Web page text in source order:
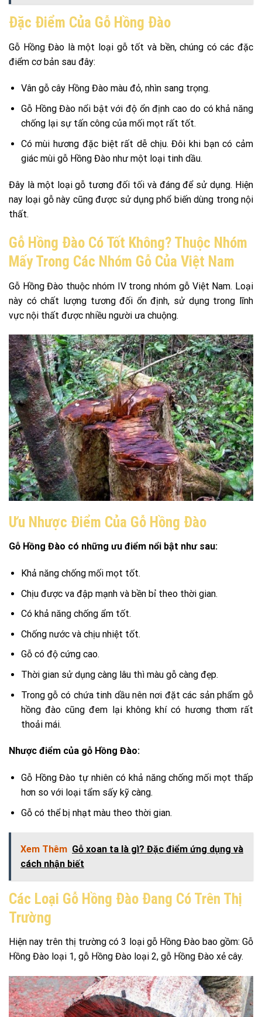
Đặc Điểm Của Gỗ Hồng Đào
Gỗ Hồng Đào là một loại gỗ tốt và bền, chúng có các đặc
điểm cơ bản sau đây:
Vân gỗ cây Hồng Đào màu đỏ, nhìn sang trọng.
Gỗ Hồng Đào nổi bật với độ ổn định cao do có khả năng
chống lại sự tấn công của mối mọt rất tốt.
Có mùi hương đặc biệt rất dễ chịu. Đôi khi bạn có cảm
giác mùi gỗ Hồng Đào như một loại tinh dầu.
Đây là một loại gỗ tương đối tối và đáng để sử dụng. Hiện
nay loại gỗ này cũng được sử dụng phổ biến dùng trong nội
thất.
Gỗ Hồng Đào Có Tốt Không? Thuộc Nhóm
Mấy Trong Các Nhóm Gỗ Của Việt Nam
Gỗ Hồng Đào thuộc nhóm IV trong nhóm gỗ Việt Nam. Loại
này có chất lượng tương đối ổn định, sử dụng trong lĩnh
vực nội thất được nhiều người ưa chuộng.
Ưu Nhược Điểm Của Gỗ Hồng Đào
Gỗ Hồng Đào có những ưu điểm nổi bật như sau:
Khả năng chống mối mọt tốt.
Chịu được va đập mạnh và bền bỉ theo thời gian.
Có khả năng chống ẩm tốt.
Chống nước và chịu nhiệt tốt.
Gỗ có độ cứng cao.
Thời gian sử dụng càng lâu thì màu gỗ càng đẹp.
Trong gỗ có chứa tinh dầu nên nơi đặt các sản phẩm gỗ
hồng đào cũng đem lại không khí có hương thơm rất
thoải mái.
Nhược điểm của gỗ Hồng Đào:
Gỗ Hồng Đào tự nhiên có khả năng chống mối mọt thấp
hơn so với loại tẩm sấy kỹ càng.
Gỗ có thể bị nhạt màu theo thời gian.
Xem Thêm Gỗ xoan ta là gì? Đặc điểm ứng dụng và
cách nhận biết
Các Loại Gỗ Hồng Đào Đang Có Trên Thị
Trường
Hiện nay trên thị trường có 3 loại gỗ Hồng Đào bao gồm: Gỗ
Hồng Đào loại 1, gỗ Hồng Đào loại 2, gỗ Hồng Đào xẻ cây.